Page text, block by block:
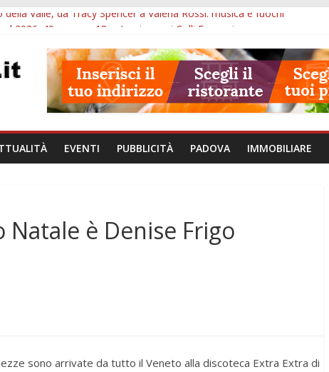
Valle, da Tracy Spencer a Valeria Rossi: musica e fuochi
Museo della Natura e dell’Uomo: date e biglietti
il corpo umano si esplora con i visori VR
per tutto agosto: chi entra e quali sedi visitare
EVENTI PUBBLICITÀ PADOVA IMMOBILIARE
è Denise Frigo
sono arrivate da tutto il Veneto alla discoteca Extra Extra di